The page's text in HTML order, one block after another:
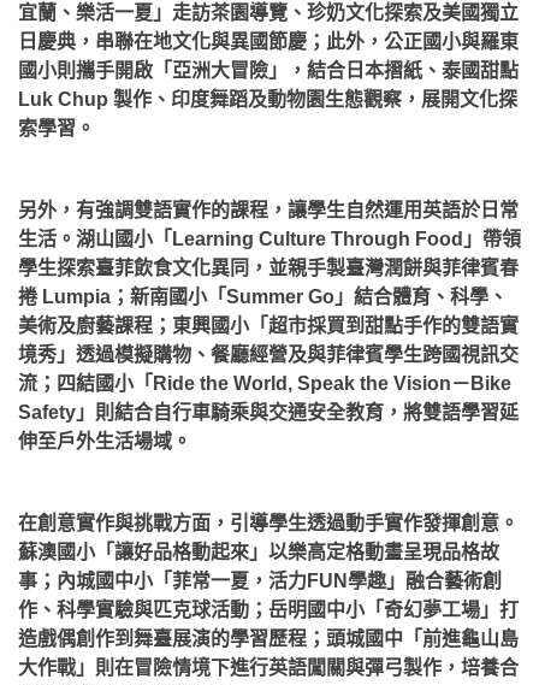
宜蘭、樂活一夏」走訪茶園導覽、珍奶文化探索及美國獨立
日慶典，串聯在地文化與異國節慶；此外，公正國小與羅東
國小則攜手開啟「亞洲大冒險」，結合日本摺紙、泰國甜點
Luk Chup 製作、印度舞蹈及動物園生態觀察，展開文化探
索學習。
另外，有強調雙語實作的課程，讓學生自然運用英語於日常
生活。湖山國小「Learning Culture Through Food」帶領
學生探索臺菲飲食文化異同，並親手製臺灣潤餅與菲律賓春
捲 Lumpia；新南國小「Summer Go」結合體育、科學、
美術及廚藝課程；東興國小「超市採買到甜點手作的雙語實
境秀」透過模擬購物、餐廳經營及與菲律賓學生跨國視訊交
流；四結國小「Ride the World, Speak the Vision－Bike
Safety」則結合自行車騎乘與交通安全教育，將雙語學習延
伸至戶外生活場域。
在創意實作與挑戰方面，引導學生透過動手實作發揮創意。
蘇澳國小「讓好品格動起來」以樂高定格動畫呈現品格故
事；內城國中小「菲常一夏，活力FUN學趣」融合藝術創
作、科學實驗與匹克球活動；岳明國中小「奇幻夢工場」打
造戲偶創作到舞臺展演的學習歷程；頭城國中「前進龜山島
大作戰」則在冒險情境下進行英語闖關與彈弓製作，培養合